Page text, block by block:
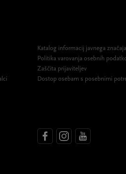
Katalog informacij javnega značaja
Politika varovanja osebnih
Zaščita prijaviteljev
Dostop osebam s posebnimi